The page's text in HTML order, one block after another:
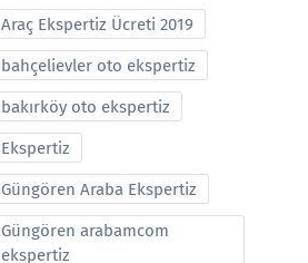
Araç Ekspertiz Ücreti 2019
bahçelievler oto ekspertiz
bakırköy oto ekspertiz
Ekspertiz
Güngören Araba Ekspertiz
Güngören arabamcom
ekspertiz